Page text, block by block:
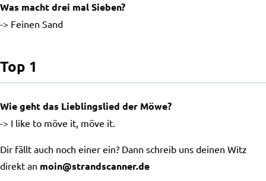
Was macht drei mal Sieben?
-> Feinen Sand
Top 1
Wie geht das Lieblingslied der Möwe?
-> I like to möve it, möve it.
Dir fällt auch noch einer ein? Dann schreib uns deinen Witz
direkt an moin@strandscanner.de